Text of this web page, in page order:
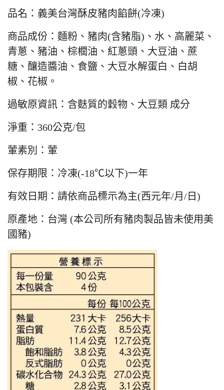
品名： 義美台灣酥皮豬肉餡餅(冷凍)
商品成份：麵粉、豬肉(含豬脂)、水、高麗菜、
青蔥、豬油、棕櫚油、紅蔥頭、大豆油、蔗
糖、釀造醬油、食鹽、大豆水解蛋白、白胡
椒、花椒。
過敏原資訊：含麩質的穀物、大豆類 成分
淨重：360公克/包
葷素別：葷
保存期限：冷凍(-18℃以下)一年
有效日期：請依商品標示為主(西元年/月/日)
原產地：台灣 (本公司所有豬肉製品皆未使用美
國豬)